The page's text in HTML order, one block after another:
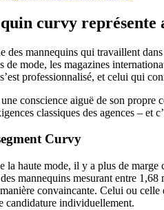
curvy représente
mannequins qui travaillent
de mode, les magazines
professionnalisé, et celui qui
conscience aiguë de son
classiques des agences – et
Curvy
la haute mode, il y a plus de
mannequins mesurant entre
convaincante. Celui ou
candidature individuellement.